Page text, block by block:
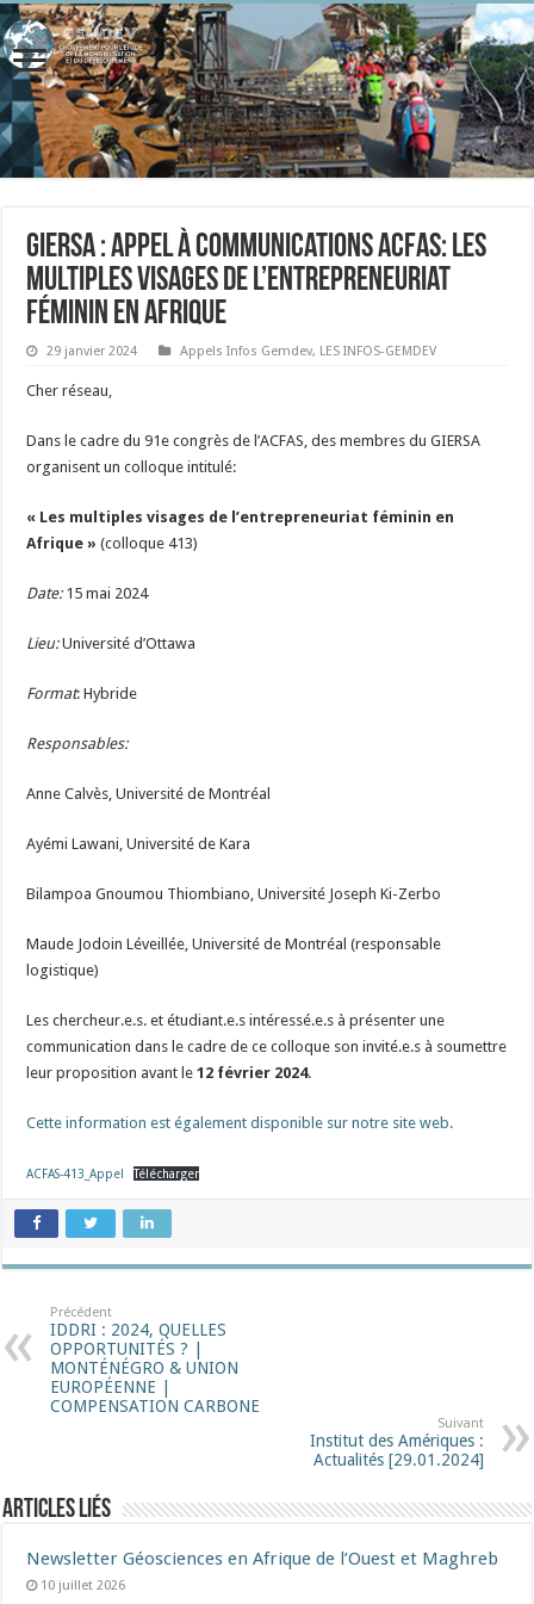
GIERSA : Appel à communications ACFAS: Les
multiples visages de l’entrepreneuriat
féminin en Afrique
29 janvier 2024 Appels Infos Gemdev, LES INFOS-GEMDEV
Cher réseau,
Dans le cadre du 91e congrès de l’ACFAS, des membres du GIERSA
organisent un colloque intitulé:
« Les multiples visages de l’entrepreneuriat féminin en
Afrique »(colloque 413)
Date:15 mai 2024
Lieu:Université d’Ottawa
Format: Hybride
Responsables:
Anne Calvès, Université de Montréal
Ayémi Lawani, Université de Kara
Bilampoa Gnoumou Thiombiano, Université Joseph Ki-Zerbo
Maude Jodoin Léveillée, Université de Montréal (responsable
logistique)
Les chercheur.e.s. et étudiant.e.s intéressé.e.s à présenter une
communication dans le cadre de ce colloque son invité.e.s à soumettre
leur proposition avant le12 février 2024.
Cette information est également disponible sur notre site web.
ACFAS-413_Appel Télécharger
Précédent
IDDRI : 2024, QUELLES
OPPORTUNITÉS ? |
MONTÉNÉGRO & UNION
EUROPÉENNE |
COMPENSATION CARBONE
Suivant
Institut des Amériques :
Actualités [29.01.2024]
Articles liés
Newsletter Géosciences en Afrique de l’Ouest et Maghreb
10 juillet 2026